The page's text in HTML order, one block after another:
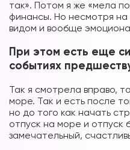
так». Потом я же «мела
финансы. Но несмотря
видом и вообще
При этом есть еще
событиях
Так я смотрела вправо,
море. Так и есть после
но до того как начать
отпуск на море и отпуск
замечательный,